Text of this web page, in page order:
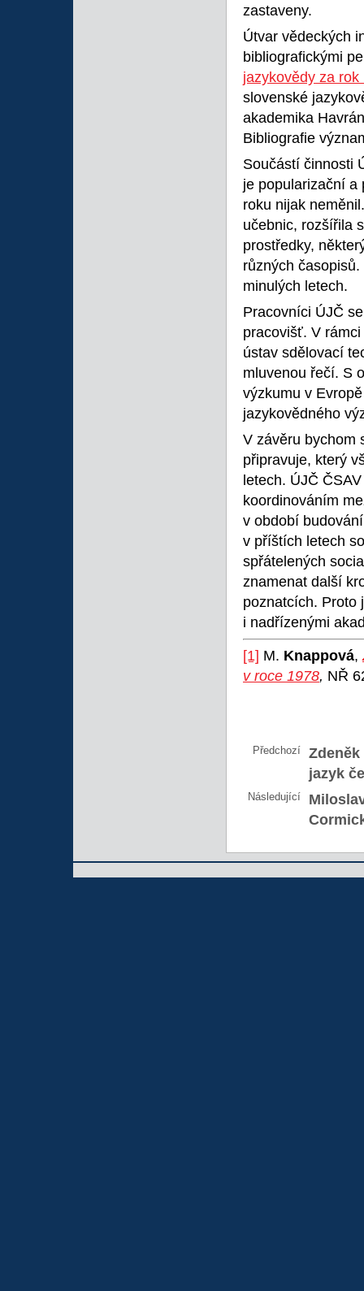
zastaveny.
Útvar vědeckých
bibliografickými
jazykovědy za rok
slovenské
akademika
Bibliografie
Součástí činnosti
je popularizační a
roku nijak
učebnic, rozšířila
prostředky,
různých
minulých letech.
Pracovníci ÚJČ
pracovišť. V
ústav sdělovací
mluvenou řečí. S
výzkumu v
jazykovědného
V závěru bychom
připravuje, který
letech. ÚJČ
koordinováním
v období
v příštích letech
spřátelených
znamenat další
poznatcích. Proto
i nadřízenými
[1] M. Knappová,
v roce 1978, NŘ
Předchozí
Zdeněk
jazyk
Následující